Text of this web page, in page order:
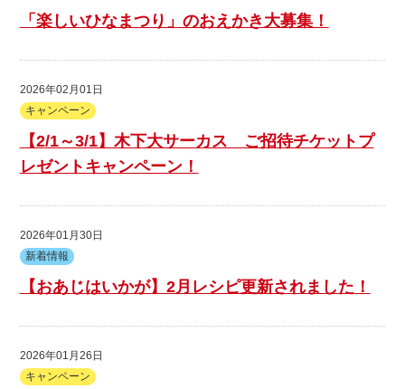
「楽しいひなまつり」のおえかき大募集！
2026年02月01日
キャンペーン
【2/1～3/1】木下大サーカス ご招待チケットプ
レゼントキャンペーン！
2026年01月30日
新着情報
【おあじはいかが】2月レシピ更新されました！
2026年01月26日
キャンペーン